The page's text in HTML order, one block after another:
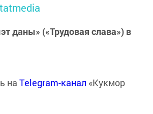
даны» («Трудовая слава») в
на Telegram-канал «Кукмор